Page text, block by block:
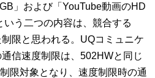
」および「YouTube動画のHD
う二つの内容は、競合する
限と思われる。UQコミュニケ
信速度制限は、502HWと同じ
限対象となり、速度制限時の通